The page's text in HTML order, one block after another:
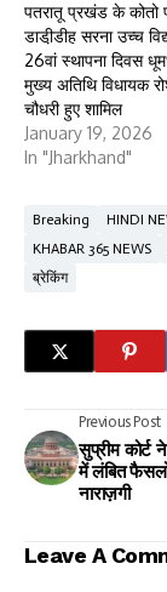
पतरातू प्रखंड के कोतो
डाडी़डीह सरना उच्च
26वां स्थापना दिवस
मुख्य अतिथि विधायक
चौधरी हुए शामिल
January 19, 2026
In "Jharkhand"
Breaking HINDI
KHABAR 365 NEWS
ब्रेकिंग
Previous Post
सुप्रीम कोर्ट
में लंबित
नाराज़गी
Leave A